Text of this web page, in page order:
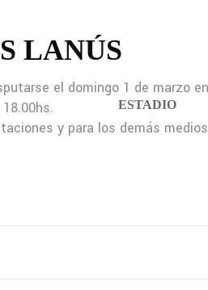
ESTADIO
LANÚS
el domingo 1 de marzo
y para los demás